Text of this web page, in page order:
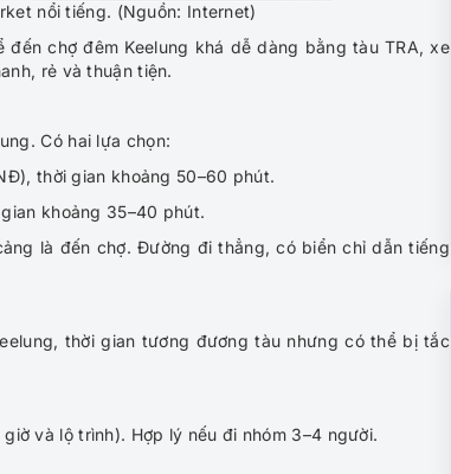
nổi tiếng. (Nguồn: Internet)
đến chợ đêm Keelung khá dễ dàng bằng tàu TRA, xe
rẻ và thuận tiện.
Có hai lựa chọn:
thời gian khoảng 50–60 phút.
khoảng 35–40 phút.
là đến chợ. Đường đi thẳng, có biển chỉ dẫn tiếng
thời gian tương đương tàu nhưng có thể bị tắc
và lộ trình). Hợp lý nếu đi nhóm 3–4 người.